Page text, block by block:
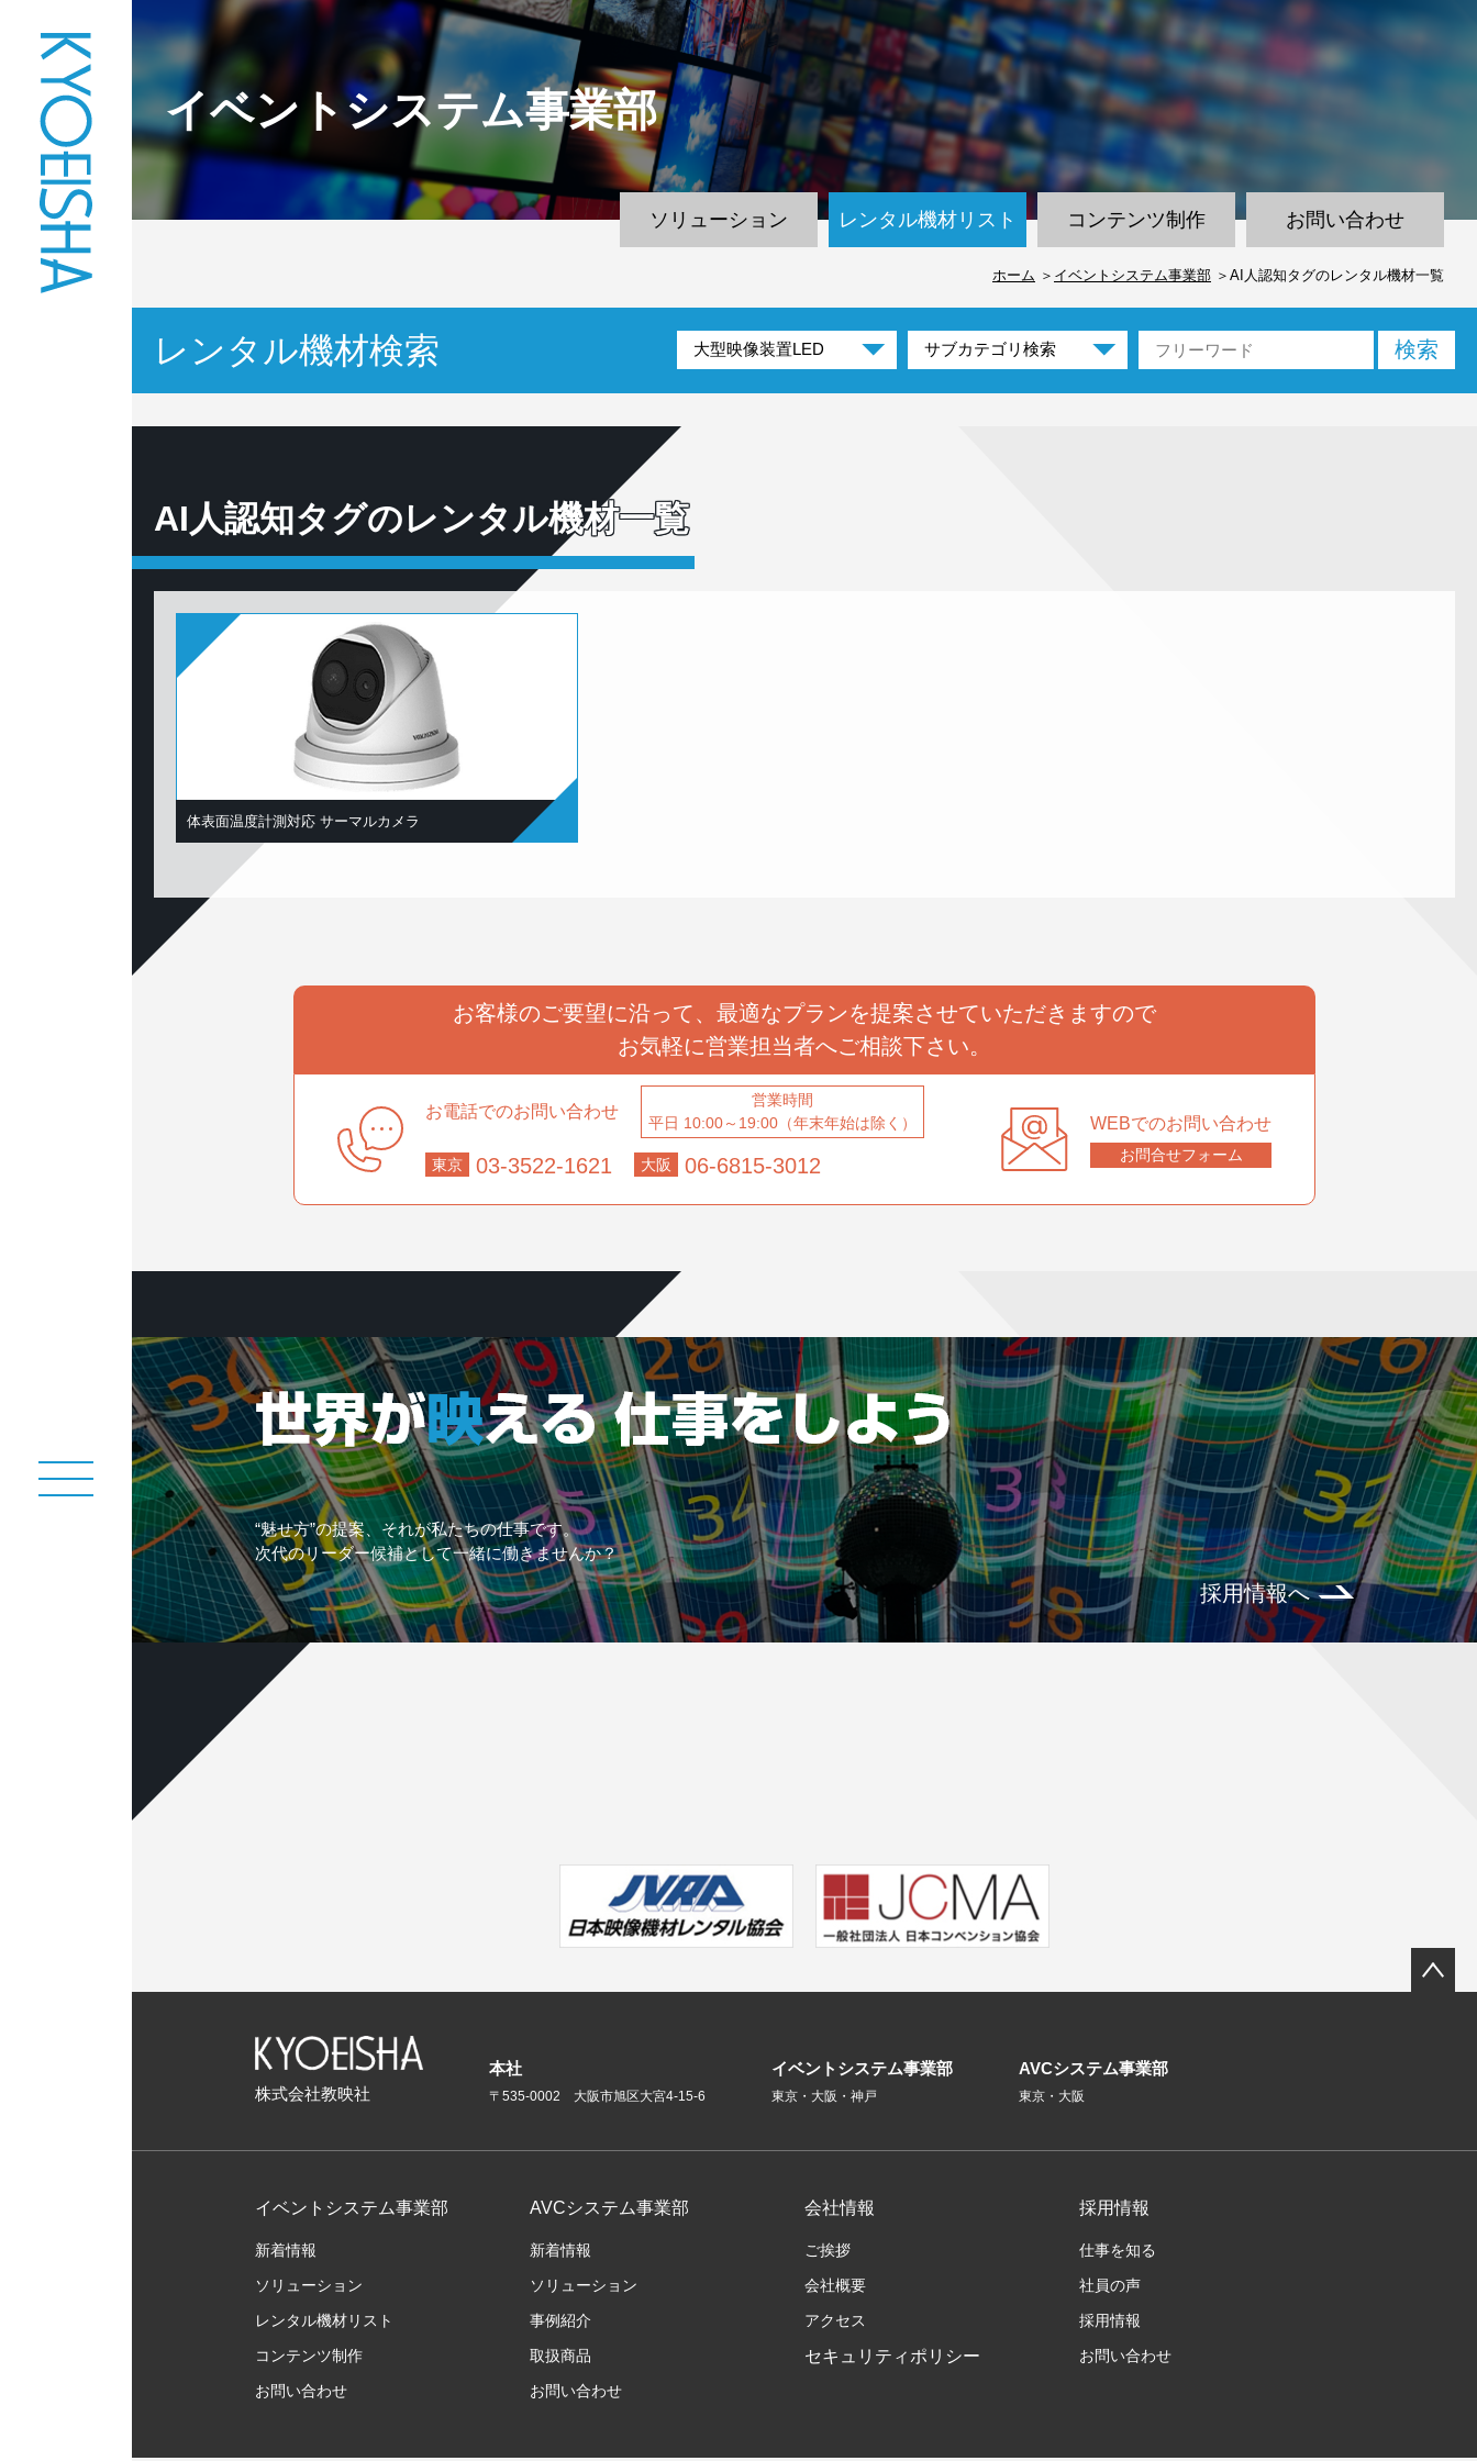
イベントシステム事業部
ソリューション レンタル機材リスト コンテンツ制作 お問い合わせ
ホーム イベントシステム事業部 AI人認知タグのレンタル機材一覧
レンタル機材検索
AI人認知タグのレンタル機材一覧
体表面温度計測対応 サーマルカメラ
お客様のご要望に沿って、 最適なプランを提案させていただきますので
お気軽に営業担当者へご相談下さい。
お電話でのお問い合わせ
営業時間
平日 10:00～19:00（年末年始は除く）
東京 03-3522-1621 大阪 06-6815-3012
WEBでのお問い合わせ
お問合せフォーム
“魅せ方”の提案、それが私たちの仕事です。
次代のリーダー候補として一緒に働きませんか？
採用情報へ
株式会社教映社
本社
〒535-0002 大阪市旭区大宮4-15-6
イベントシステム事業部
東京・大阪・神戸
AVCシステム事業部
東京・大阪
イベントシステム事業部
新着情報
ソリューション
レンタル機材リスト
コンテンツ制作
お問い合わせ
AVCシステム事業部
新着情報
ソリューション
事例紹介
取扱商品
お問い合わせ
会社情報
ご挨拶
会社概要
アクセス
セキュリティポリシー
採用情報
仕事を知る
社員の声
採用情報
お問い合わせ